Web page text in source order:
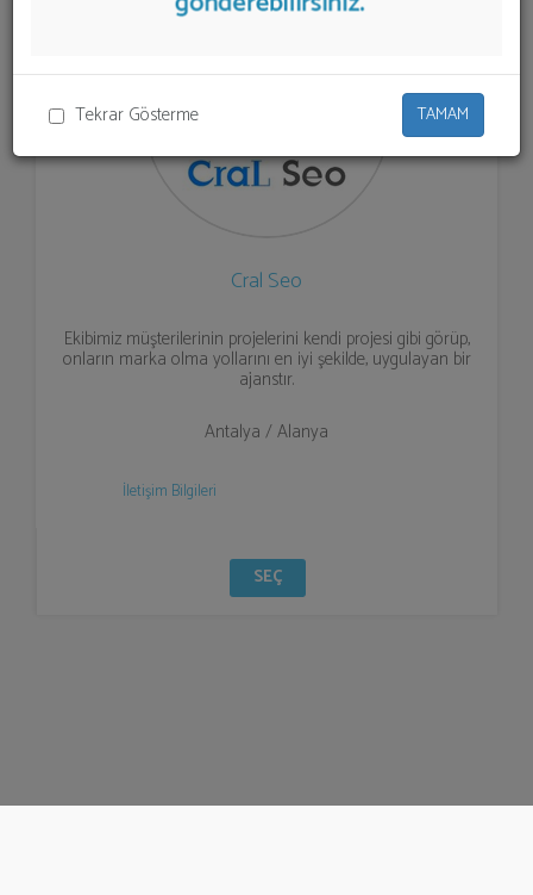
Tekrar Gösterme TAMAM
Cral Seo
Ekibimiz müşterilerinin projelerini kendi projesi gibi görüp,
onların marka olma yollarını en iyi şekilde, uygulayan bir
ajanstır.
Antalya / Alanya
İletişim Bilgileri
SEÇ